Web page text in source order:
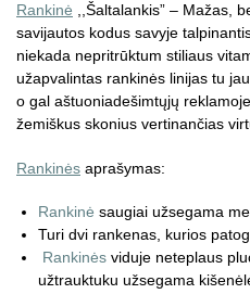
Rankinė ,,Šaltalankis” – Mažas,
savijautos kodus savyje
niekada nepritrūktum stiliaus
užapvalintas rankinės linijas tu
o gal aštuoniadešimtųjų
žemiškus skonius vertinančias
Rankinės aprašymas:
Rankinė saugiai užsegama
Turi dvi rankenas, kurios
Rankinės viduje neteplaus
užtrauktuku užsegama